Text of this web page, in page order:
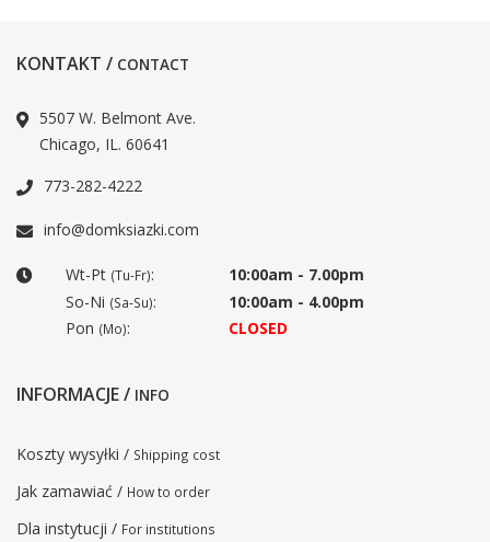
KONTAKT / CONTACT
5507 W. Belmont Ave.
Chicago, IL. 60641
773-282-4222
info@domksiazki.com
Wt-Pt (Tu-Fr):
10:00am - 7.00pm
So-Ni (Sa-Su):
10:00am - 4.00pm
Pon (Mo): CLOSED
INFORMACJE / INFO
Koszty wysyłki / Shipping cost
Jak zamawiać / How to order
Dla instytucji / For institutions